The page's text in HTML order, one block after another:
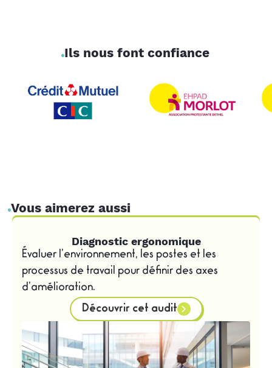
Ils nous font confiance
Vous aimerez aussi
Diagnostic ergonomique
Évaluer l’environnement, les postes et les
processus de travail pour définir des axes
d’amélioration.
Découvrir cet audit